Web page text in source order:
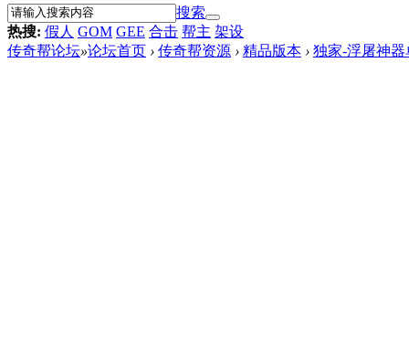
搜索
热搜: 假人 GOM GEE 合击 帮主 架设
传奇帮论坛»论坛首页 › 传奇帮资源 › 精品版本 › 独家-浮屠神